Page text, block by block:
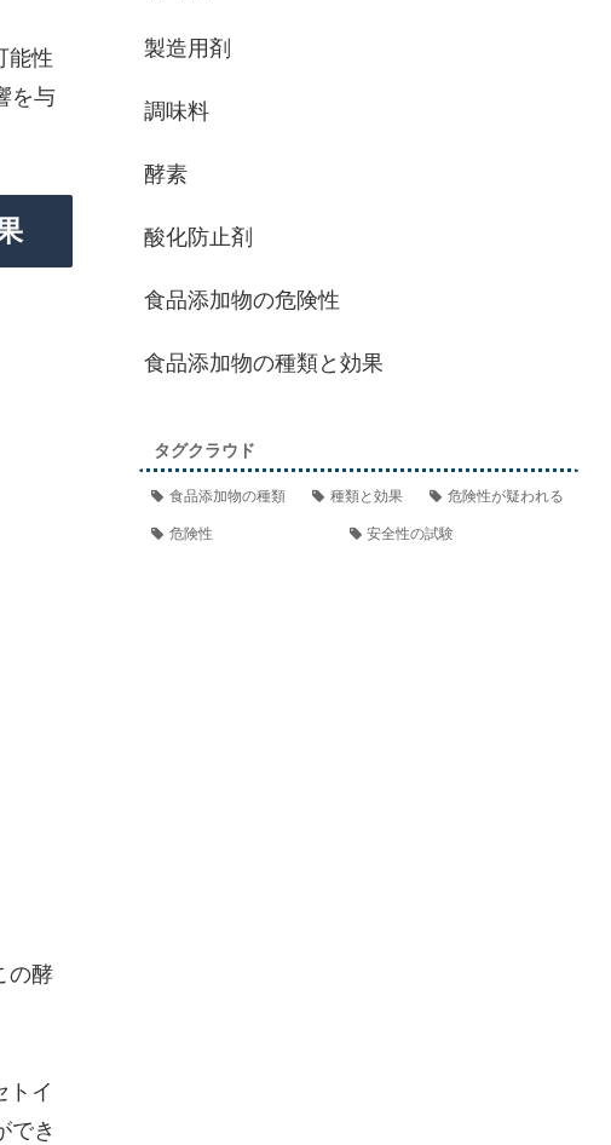
能性
を与
の酵
トイ
でき
製造用剤
調味料
酵素
酸化防止剤
食品添加物の危険性
食品添加物の種類と効果
タグクラウド
食品添加物の種類 種類と効果 危険性が疑われる
危険性 安全性の試験